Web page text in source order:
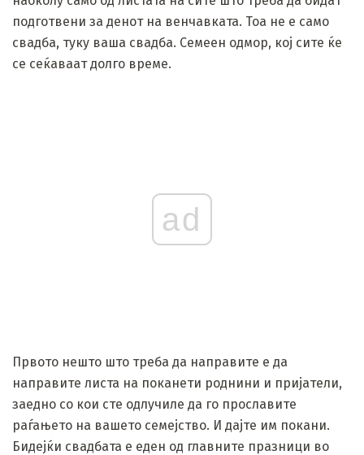
подготвени за денот на венчавката. Тоа не е само
свадба, туку ваша свадба. Семеен одмор, кој сите ќе
се сеќаваат долго време.
ad
Првото нешто што треба да направите е да
направите листа на поканети роднини и пријатели,
заедно со кои сте одлучиле да го прославите
раѓањето на вашето семејство. И дајте им покани.
Бидејќи свадбата е еден од главните празници во